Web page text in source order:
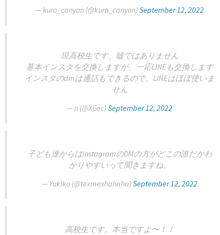
— kuro_canyon (@kuro_canyon) September 12, 2022
現高校生です、嘘ではありません
基本インスタを交換しますが、一応LINEも交換します
インスタのdmは通話もできるので、LINEはほぼ使いま
せん
— n (@XGec) September 12, 2022
子ども達からはInstagramのDMの方がどこの誰だかわ
かりやすいって聞きますね。
— Yukiko (@texmexhahaha) September 12, 2022
高校生です。本当ですよ〜！！